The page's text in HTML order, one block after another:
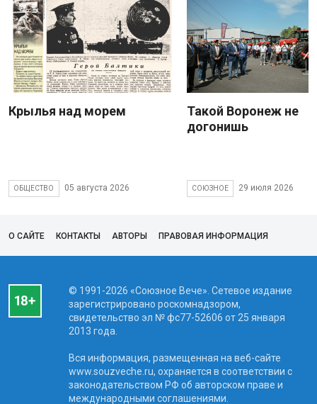
Крылья над морем
ОБЩЕСТВО 05 августа 2026
Такой Воронеж не
догонишь
СОЮЗНОЕ 29 июля 2026
О САЙТЕ КОНТАКТЫ АВТОРЫ ПРАВОВАЯ ИНФОРМАЦИЯ
© 1991-2026 «Союзное Вече». Сетевое издание
зарегистрировано роскомнадзором,
свидетельство эл № фc77-52606 от 25 января
2013 года.
Вся информация, размещенная на веб-сайте
www.souzveche.ru, охраняется в соответствии с
законодательством РФ об авторском праве и
международными соглашениями.